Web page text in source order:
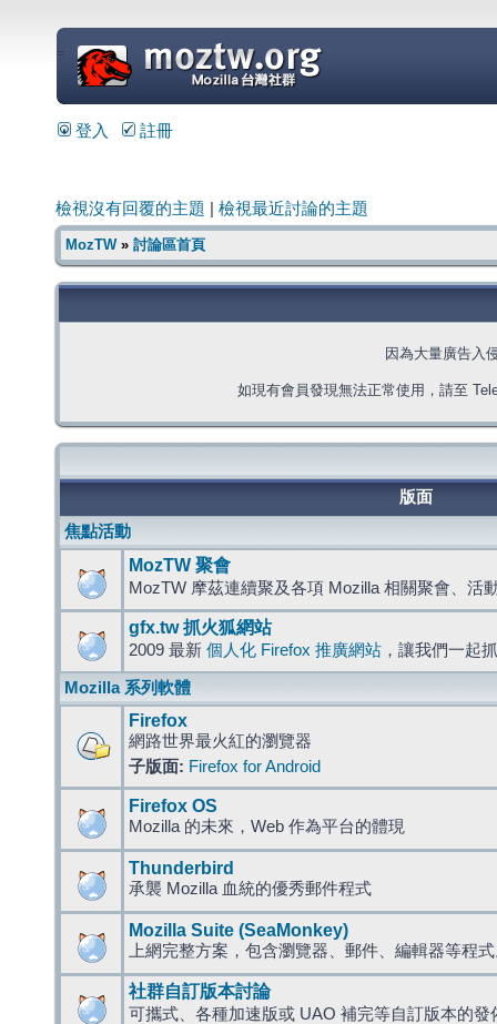
=
登入 註冊
檢視沒有回覆的主題 檢視最近討論的主題
MozTW» 討論區首頁
因為大量廣告入
如現有會員發現無法正常使用，請至
版面
焦點活動
MozTW 聚會
MozTW 摩茲連續聚及各項 Mozilla 相關聚會、活
gfx.tw 抓火狐網站
2009 最新 個人化 Firefox 推廣網站 ，讓我們一起
Mozilla 系列軟體
Firefox
網路世界最火紅的瀏覽器
子版面: Firefox for Android
Firefox OS
Mozilla 的未來，Web 作為平台的體現
Thunderbird
承襲 Mozilla 血統的優秀郵件程式
Mozilla Suite (SeaMonkey)
上網完整方案，包含瀏覽器、郵件、編輯器等程
社群自訂版本討論
可攜式、各種加速版或 UAO 補完等自訂版本的發